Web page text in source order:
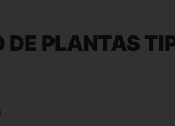
DE PLANTAS